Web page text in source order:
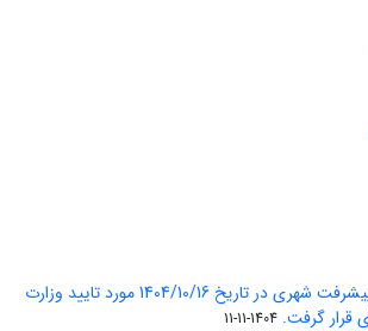
فصلنامه سیاستگذاری پیشرفت شهری در تاریخ 1404/10/16 مورد تایید وزارت
قرار گرفت. 1404-11-11